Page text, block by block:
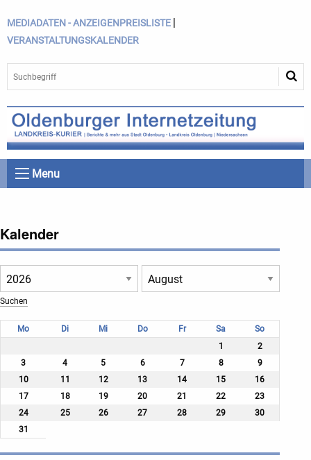
MEDIADATEN - ANZEIGENPREISLISTE |
VERANSTALTUNGSKALENDER
Menu
Kalender
Mo Di Mi Do Fr Sa
So
1
2
3
4 5 6 7 8
9
10
11 12 13 14 15
16
17
18 19 20 21 22
23
24
25 26 27 28 29
30
31